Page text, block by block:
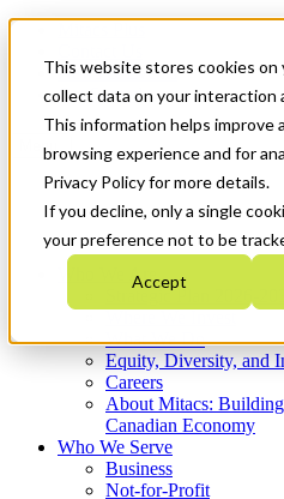
This website stores cookies on
collect data on your interaction
This information helps improve
browsing experience and for
Privacy Policy for more details.
If you decline, only a single
your preference not to be
Accept
News & Events
Get Started
Menu
Who We Are
Strategic Plan 2026-
What We Do
Equity, Diversity, and
Careers
About Mitacs:
Canadian Economy
Who We Serve
Business
Not-for-Profit